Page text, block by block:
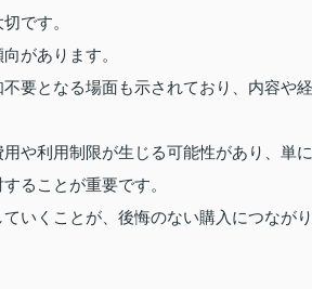
です。
があります。
要となる場面も示されており、内容や経
や利用制限が生じる可能性があり、単に
ることが重要です。
いくことが、後悔のない購入につながり